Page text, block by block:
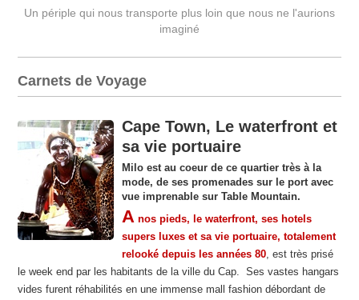
Un périple qui nous transporte plus loin que nous ne l'aurions
imaginé
Carnets de Voyage
Cape Town, Le waterfront et
sa vie portuaire
Milo est au coeur de ce quartier très à la
mode, de ses promenades sur le port avec
vue imprenable sur Table Mountain.
A nos pieds, le waterfront, ses hotels
supers luxes et sa vie portuaire, totalement
relooké depuis les années 80, est très prisé
le week end par les habitants de la ville du Cap. Ses vastes hangars
vides furent réhabilités en une immense mall fashion débordant de